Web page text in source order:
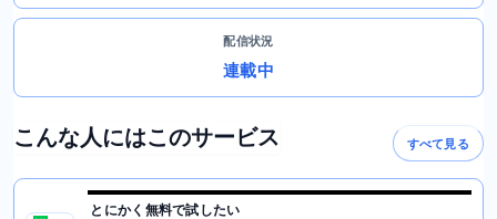
配信状況
連載中
こんな人にはこのサービス すべて見る
とにかく無料で試したい